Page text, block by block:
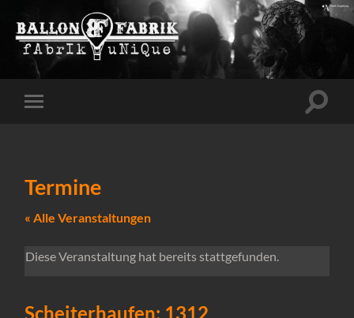
Mobile-
Termine
« Alle Veranstaltungen
Diese Veranstaltung hat bereits stattgefunden.
Scheiterhaufen: 1312